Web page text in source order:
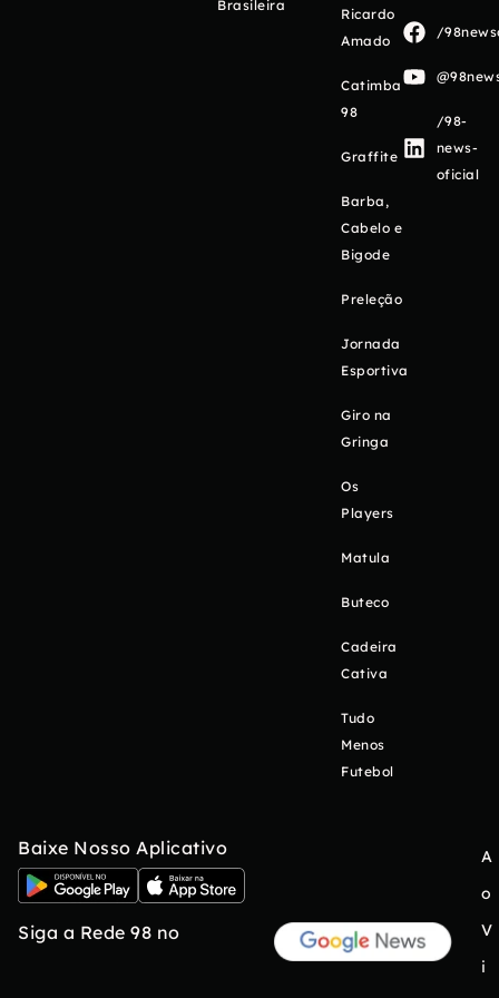
Brasileira
Ricardo
Amado
Catimba
98
Graffite
Barba,
Cabelo e
Bigode
Preleção
Jornada
Esportiva
Giro na
Gringa
Os
Players
Matula
Buteco
Cadeira
Cativa
Tudo
Menos
Futebol
/
/98-
news-
oficial
Baixe Nosso Aplicativo
Siga a Rede 98 no
A
o
V
i